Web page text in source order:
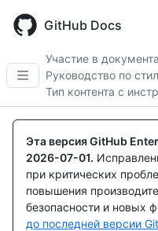
main
GitHub Docs
Участие в
Руководство по
Тип контента с
Эта версия GitHub
2026-07-01.
при критических
повышения
безопасности и новых
до последней версии